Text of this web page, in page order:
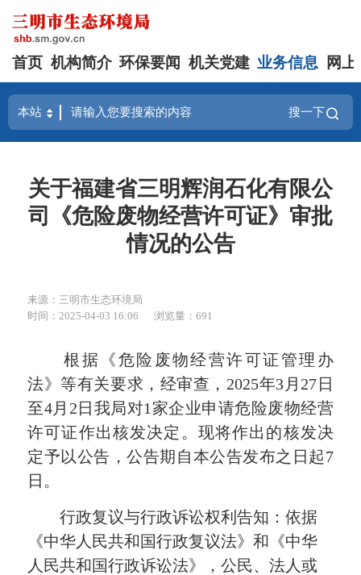
首页 机构简介 环保要闻 机关党建 业务信息 网
搜一下
关于福建省三明辉润石化有限公
司《危险废物经营许可证》审批
情况的公告
来源：三明市生态环境局
时间：2025-04-03 16:06
浏览量：691
根据《危险废物经营许可证管理办
法》等有关要求，经审查，2025年3月27日
至4月2日我局对1家企业申请危险废物经营
许可证作出核发决定。现将作出的核发决
定予以公告，公告期自本公告发布之日起7
日。
行政复议与行政诉讼权利告知：依据
《中华人民共和国行政复议法》和《中华
人民共和国行政诉讼法》，公民、法人或